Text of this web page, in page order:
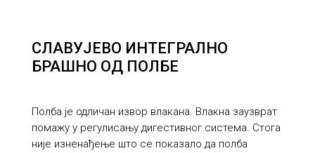
СЛАВУЈЕВО ИНТЕГРАЛНО
БРАШНО ОД ПОЛБЕ
Полба је одличан извор влакана. Влакна заузврат
помажу у регулисању дигестивног система. Стога
није изненађење што се показало да полба